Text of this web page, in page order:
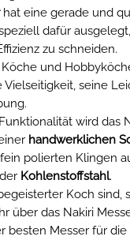
hat eine gerade und
dafür
zu schneiden.
und
Vielseitigkeit, seine
wird das
handwerklichen
polierten Klingen
Kohlenstoffstahl.
Koch sind,
über das Nakiri
besten Messer für